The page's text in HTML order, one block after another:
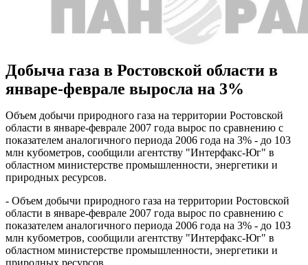
Добыча газа в Ростовской области в
январе-феврале выросла на 3%
Объем добычи природного газа на территории Ростовской
области в январе-феврале 2007 года вырос по сравнению с
показателем аналогичного периода 2006 года на 3% - до 103
млн кубометров, сообщили агентству "Интерфакс-Юг" в
областном министерстве промышленности, энергетики и
природных ресурсов.
- Объем добычи природного газа на территории Ростовской
области в январе-феврале 2007 года вырос по сравнению с
показателем аналогичного периода 2006 года на 3% - до 103
млн кубометров, сообщили агентству "Интерфакс-Юг" в
областном министерстве промышленности, энергетики и